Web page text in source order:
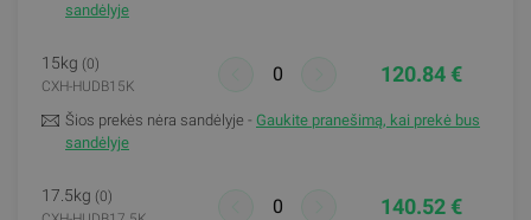
sandėlyje
15kg (0)
CXH-HUDB15K
120.84 €
Šios prekės nėra sandėlyje - Gaukite pranešimą, kai prekė bus
sandėlyje
17.5kg (0)
140.52 €